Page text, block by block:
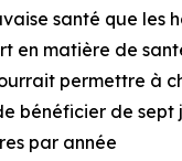
santé que les
en matière de
permettre à
bénéficier de sept
par année